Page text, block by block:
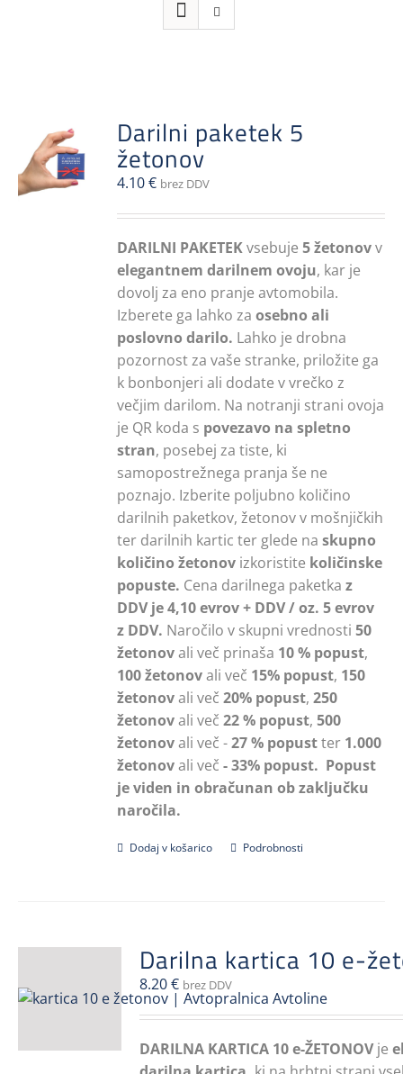
Darilni paketek 5
žetonov
4.10€ brez DDV
DARILNI PAKETEKvsebuje5 žetonovv
elegantnem darilnem ovoju, kar je
dovolj za eno pranje avtomobila.
Izberete ga lahko zaosebno ali
poslovno darilo. Lahko je drobna
pozornost za vaše stranke, priložite ga
k bonbonjeri ali dodate v vrečko z
večjim darilom. Na notranji strani ovoja
je QR koda s povezavo na spletno
stran, posebej za tiste, ki
samopostrežnega pranja še ne
poznajo. Izberite poljubno količino
darilnih paketkov, žetonov v mošnjičkih
ter darilnih kartic ter glede naskupno
količino žetonov izkoristite količinske
popuste. Cena darilnega paketkaz
DDV je 4,10 evrov + DDV / oz. 5 evrov
z DDV. Naročilo v skupni vrednosti50
žetonovali več prinaša 10 % popust,
100 žetonovali več 15% popust, 150
žetonovali več20% popust,250
žetonovali več22 % popust,500
žetonovali več -27 % popustter 1.000
žetonovali več - 33% popust. Popust
je viden in obračunan ob zaključku
naročila.
Dodaj v košarico Podrobnosti
Darilna kartica 10 e-
8.20€ brez DDV
DARILNA KARTICA 10 e-ŽETONOVje